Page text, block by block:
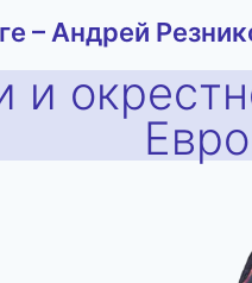
– Андрей
и